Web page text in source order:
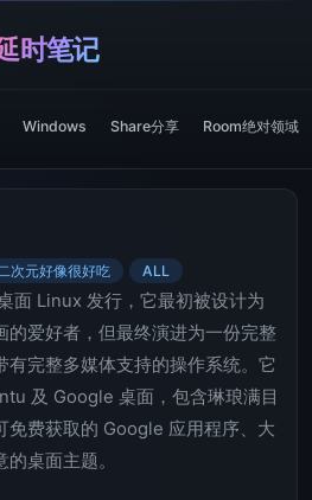
时笔记
Windows Share分享 Room绝对领域
次元好像很好吃 ALL
面 Linux 发行，它最初被设计为
的爱好者，但最终演进为一份完整
有完整多媒体支持的操作系统。它
及 Google 桌面，包含琳琅满目
免费获取的 Google 应用程序、大
桌面主题。